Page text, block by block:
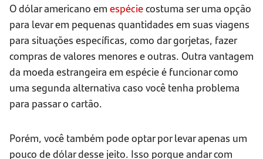
O dólar americano em espéciecostuma ser uma opção
para levar em pequenas quantidades em suas viagens
para situações específicas, como dar gorjetas, fazer
compras de valores menores e outras. Outra vantagem
da moeda estrangeira em espécie é funcionar como
uma segunda alternativa caso você tenha problema
para passar o cartão.
Porém, você também pode optar por levar apenas um
pouco de dólar desse jeito. Isso porque andar com